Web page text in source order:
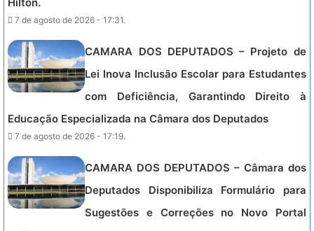
7 de agosto de 2026 - 17:31.
CAMARA DOS DEPUTADOS – Projeto de
Lei Inova Inclusão Escolar para Estudantes
com Deficiência, Garantindo Direito à
Educação Especializada na Câmara dos Deputados
7 de agosto de 2026 - 17:19.
CAMARA DOS DEPUTADOS – Câmara dos
Deputados Disponibiliza Formulário para
Sugestões e Correções no Novo Portal